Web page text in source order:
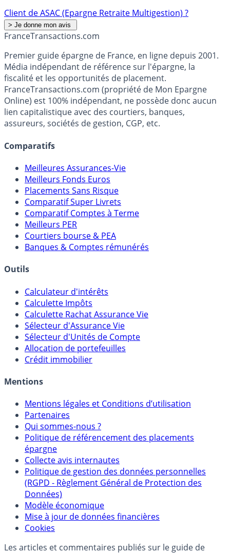
Client de ASAC (Epargne Retraite Multigestion) ?
FranceTransactions.com
Premier guide épargne de France, en ligne depuis 2001.
Média indépendant de référence sur l'épargne, la
fiscalité et les opportunités de placement.
FranceTransactions.com (propriété de Mon Epargne
Online) est 100% indépendant, ne possède donc aucun
lien capitalistique avec des courtiers, banques,
assureurs, sociétés de gestion, CGP, etc.
Comparatifs
Meilleures Assurances-Vie
Meilleurs Fonds Euros
Placements Sans Risque
Comparatif Super Livrets
Comparatif Comptes à Terme
Meilleurs PER
Courtiers bourse & PEA
Banques & Comptes rémunérés
Outils
Calculateur d'intérêts
Calculette Impôts
Calculette Rachat Assurance Vie
Sélecteur d'Assurance Vie
Sélecteur d'Unités de Compte
Allocation de portefeuilles
Crédit immobilier
Mentions
Mentions légales et Conditions d’utilisation
Partenaires
Qui sommes-nous ?
Politique de référencement des placements
épargne
Collecte avis internautes
Politique de gestion des données personnelles
(RGPD - Règlement Général de Protection des
Données)
Modèle économique
Mise à jour de données financières
Cookies
Les articles et commentaires publiés sur le guide de